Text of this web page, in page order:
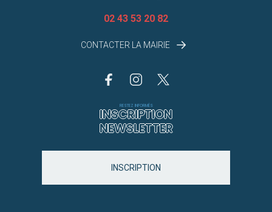
02 43 53 20 82
CONTACTER LA MAIRIE
RESTEZ INFORMÉS
INSCRIPTION
NEWSLETTER
INSCRIPTION